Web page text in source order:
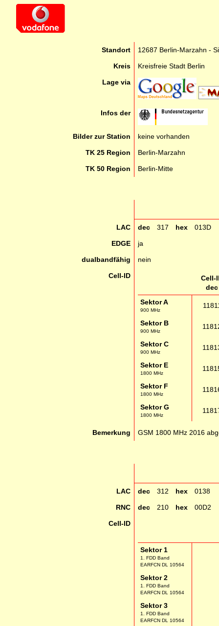
Standort 12687 Berlin-Marzahn -
Kreis Kreisfreie Stadt Berlin
Lage via
Infos der
Bilder zur Station keine vorhanden
TK 25 Region Berlin-Marzahn
TK 50 Region Berlin-Mitte
LAC dec 317 hex 013D
EDGE ja
dualbandfähig nein
Cell-ID
Cell-
dec
Sektor A
900 MHz
Sektor B
900 MHz
Sektor C
900 MHz
Sektor E
1800 MHz
Sektor F
1800 MHz
Sektor G
1800 MHz
Bemerkung GSM 1800 MHz 2016
LAC dec 312 hex 0138
RNC dec 210 hex 00D2
Cell-ID
Sektor 1
1. FDD Band
EARFCN DL 10564
Sektor 2
1. FDD Band
EARFCN DL 10564
Sektor 3
1. FDD Band
EARFCN DL 10564